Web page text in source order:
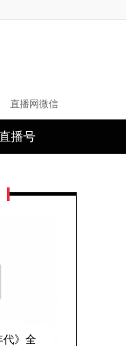
直播网微信
直播号
代》全